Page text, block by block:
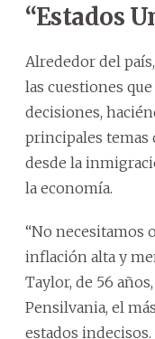
“Estados
Alrededor del
las cuestiones
decisiones,
principales temas
desde la
la economía.
“No necesitamos
inflación alta y
Taylor, de 56
Pensilvania, el
estados indecisos.